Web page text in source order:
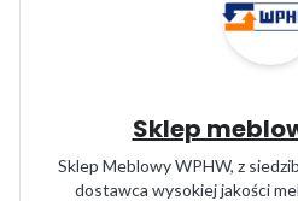
Sklep
Sklep Meblowy WPHW, z
dostawca wysokiej jakości